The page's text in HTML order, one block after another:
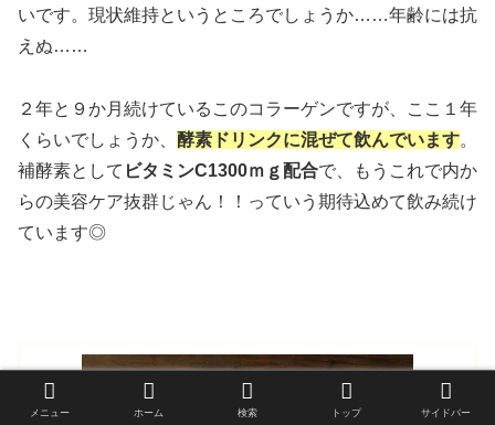
いです。現状維持というところでしょうか……年齢には抗
えぬ……
２年と９か月続けているこのコラーゲンですが、ここ１年
くらいでしょうか、 酵素ドリンクに混ぜて飲んでいます。
補酵素として ビタミンC1300ｍｇ配合で、もうこれで内か
らの美容ケア抜群じゃん！！っていう期待込めて飲み続け
ています◎
メニュー ホーム 検索 トップ サイドバー